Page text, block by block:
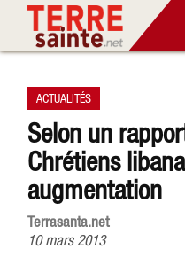
ACTUALITÉS
Selon un
Chrétiens
augmentation
Terrasanta.net
10 mars 2013